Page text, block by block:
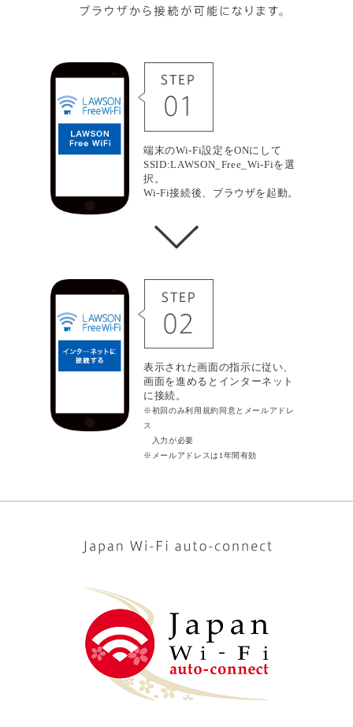
端末のWi-Fi設定をONにして
SSID:LAWSON_Free_Wi-Fiを選
択。
Wi-Fi接続後、ブラウザを起動。
表示された画面の指示に従い、
画面を進めるとインターネット
に接続。
※初回のみ利用規約同意とメールアドレ
ス
入力が必要
※メールアドレスは1年間有効